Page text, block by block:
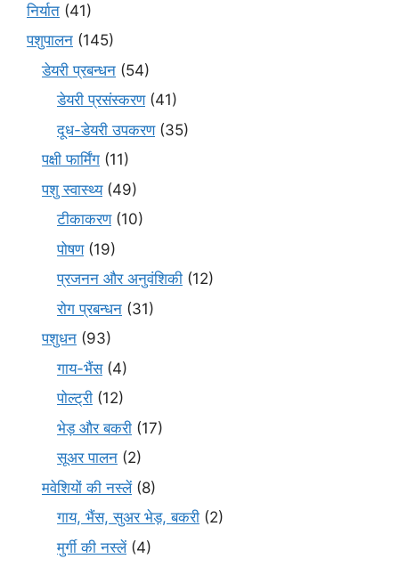
निर्यात (41)
पशुपालन (145)
डेयरी प्रबन्धन (54)
डेयरी प्रसंस्करण(41)
दूध-डेयरी उपकरण(35)
पक्षी फार्मिंग (11)
पशु स्वास्थ्य(49)
टीकाकरण(10)
पोषण(19)
प्रजनन और अनुवंशिकी (12)
रोग प्रबन्धन (31)
पशुधन (93)
गाय-भैंस(4)
पोल्ट्री (12)
भेड़ और बकरी (17)
सूअर पालन (2)
मवेशियों की नस्लें(8)
गाय, भैंस, सुअर भेड़, बकरी (2)
मुर्गी की नस्लें(4)